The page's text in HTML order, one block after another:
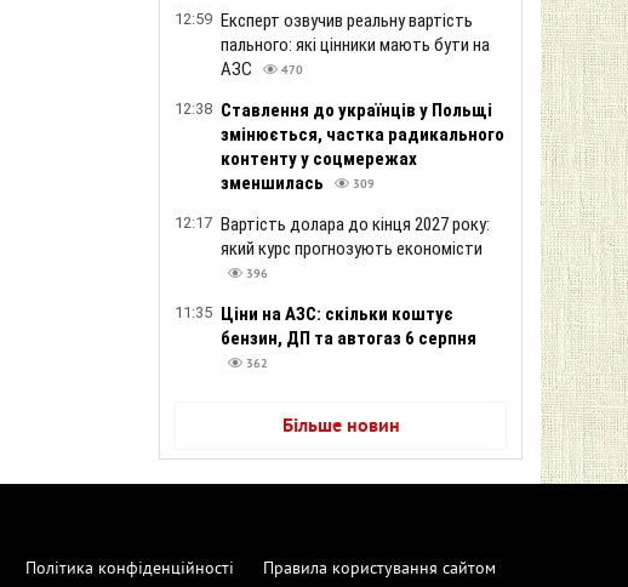
12:59 Експерт озвучив реальну вартість
пального: які цінники мають бути на
АЗС
470
12:38 Ставлення до українців у Польщі
змінюється, частка радикального
контенту у соцмережах
зменшилась
309
12:17 Вартість долара до кінця 2027 року:
який курс прогнозують економісти
396
11:35 Ціни на АЗС: скільки коштує
бензин, ДП та автогаз 6 серпня
362
Більше новин
Політика конфіденційності Правила користування сайтом